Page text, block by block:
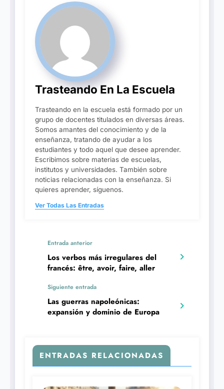
Trasteando En La Escuela
Trasteando en la escuela está formado por un
grupo de docentes titulados en diversas áreas.
Somos amantes del conocimiento y de la
enseñanza, tratando de ayudar a los
estudiantes y todo aquel que desee aprender.
Escribimos sobre materias de escuelas,
institutos y universidades. También sobre
noticias relacionadas con la enseñanza. Si
quieres aprender, síguenos.
Ver Todas Las Entradas
Entrada anterior
Los verbos más irregulares del
francés: être, avoir, faire, aller
Siguiente entrada
Las guerras napoleónicas:
expansión y dominio de Europa
ENTRADAS RELACIONADAS